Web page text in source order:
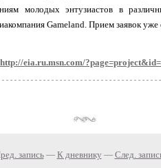
молодых энтузиастов в
Gameland. Прием заявок уже
http://eia.ru.msn.com/
запись— К дневнику — След.